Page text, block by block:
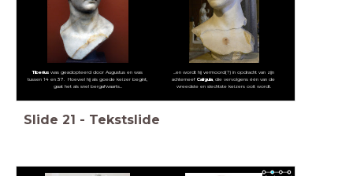
Tiberius was geadopteerd door Augustus en was
tussen 14 en 37. Hoewel hij als goede keizer begint,
gaat het als snel bergafwaarts...
...en wordt hij vermoord(?) in opdracht van zijn
achterneefCaligula , die vervolgens één van de
wreedste en slechtste keizers ooit wordt.
Slide 21 - Tekstslide